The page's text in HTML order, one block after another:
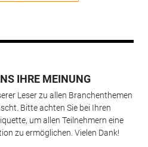
IHRE MEINUNG
Leser zu allen Branchenthemen
Bitte achten Sie bei Ihren
um allen Teilnehmern eine
zu ermöglichen. Vielen Dank!